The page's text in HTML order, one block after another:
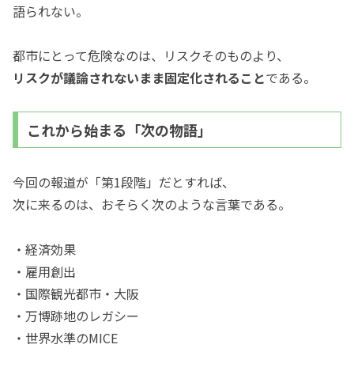
語られない。
都市にとって危険なのは、リスクそのものより、
リスクが議論されないまま固定化されることである。
これから始まる「次の物語」
今回の報道が「第1段階」だとすれば、
次に来るのは、おそらく次のような言葉である。
・経済効果
・雇用創出
・国際観光都市・大阪
・万博跡地のレガシー
・世界水準のMICE